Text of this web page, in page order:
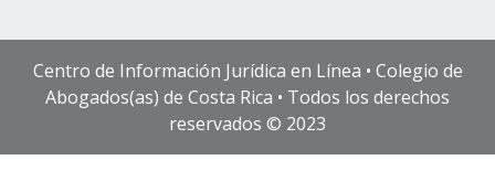
Centro de Información Jurídica en Línea • Colegio de
Abogados(as) de Costa Rica • Todos los derechos
reservados © 2023